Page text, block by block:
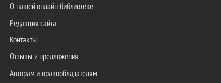
О нашей онлайн библиотеке
Редакция сайта
Контакты
Отзывы и предложения
Авторам и правообладателям